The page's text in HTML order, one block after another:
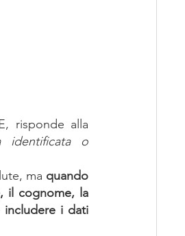
risponde alla
identificata o
ma quando
il cognome, la
includere i dati